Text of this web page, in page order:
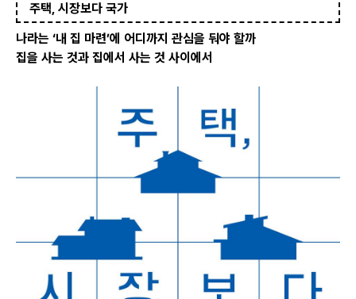
주택, 시장보다 국가
나라는 ‘내 집 마련’에 어디까지 관심을 둬야 할까
집을 사는 것과 집에서 사는 것 사이에서